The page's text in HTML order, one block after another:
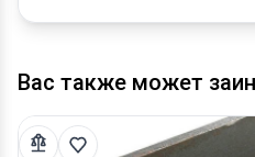
Вас также может